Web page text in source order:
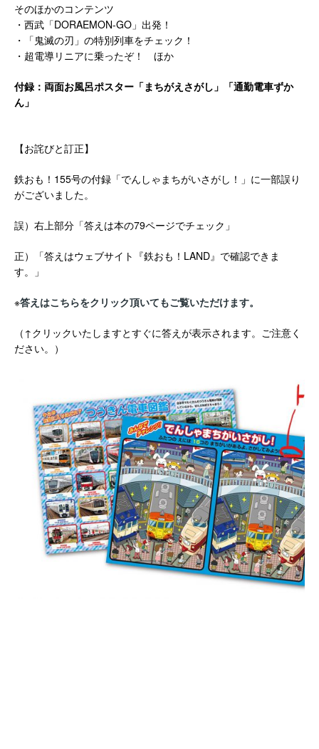
そのほかのコンテンツ
・西武「DORAEMON-GO」出発！
・「鬼滅の刃」の特別列車をチェック！
・超電導リニアに乗ったぞ！ ほか
付録：両面お風呂ポスター「まちがえさがし」「通勤電車ずか
ん」
【お詫びと訂正】
鉄おも！155号の付録「でんしゃまちがいさがし！」に一部誤り
がございました。
誤）右上部分「答えは本の79ページでチェック」
正）「答えはウェブサイト『鉄おも！LAND』で確認できま
す。」
※答えはこちらをクリック頂いてもご覧いただけます。
（↑クリックいたしますとすぐに答えが表示されます。ご注意く
ださい。）